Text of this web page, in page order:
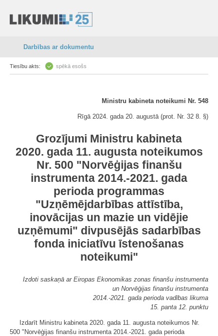
Darbības ar dokumentu
Tiesību akts: spēkā esošs
Ministru kabineta noteikumi Nr. 548
Rīgā 2024. gada 20. augustā (prot. Nr. 32 8. §)
Grozījumi Ministru kabineta
2020. gada 11. augusta noteikumos
Nr. 500 "Norvēģijas finanšu
instrumenta 2014.-2021. gada
perioda programmas
"Uzņēmējdarbības attīstība,
inovācijas un mazie un vidējie
uzņēmumi" divpusējās sadarbības
fonda iniciatīvu īstenošanas
noteikumi"
Izdoti saskaņā ar Eiropas Ekonomikas zonas finanšu instrumenta
un Norvēģijas finanšu instrumenta
2014.-2021. gada perioda vadības likuma
15. panta 12. punktu
Izdarīt Ministru kabineta 2020. gada 11. augusta noteikumos Nr.
500 "Norvēģijas finanšu instrumenta 2014.-2021. gada perioda